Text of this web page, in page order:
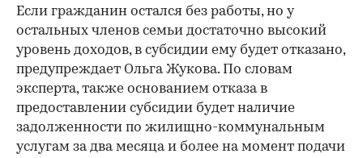
Если гражданин остался без работы, но у
остальных членов семьи достаточно высокий
уровень доходов, в субсидии ему будет отказано,
предупреждает Ольга Жукова. По словам
эксперта, также основанием отказа в
предоставлении субсидии будет наличие
задолженности по жилищно-коммунальным
услугам за два месяца и более на момент подачи